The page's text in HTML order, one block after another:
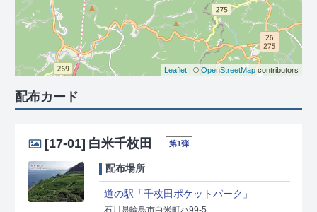
Leaflet | © OpenStreetMap contributors
配布カード
[17-01] 白米千枚田 第1弾
配布場所
道の駅「千枚田ポケットパーク」
石川県輪島市白米町ハ99-5